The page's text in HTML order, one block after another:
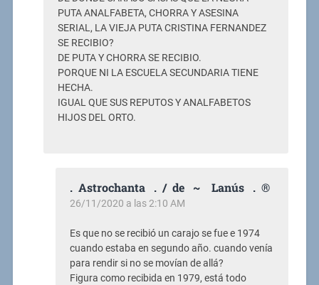
PUTA ANALFABETA, CHORRA Y ASESINA
SERIAL, LA VIEJA PUTA CRISTINA FERNANDEZ
SE RECIBIO?
DE PUTA Y CHORRA SE RECIBIO.
PORQUE NI LA ESCUELA SECUNDARIA TIENE
HECHA.
IGUAL QUE SUS REPUTOS Y ANALFABETOS
HIJOS DEL ORTO.
. Astrochanta . / de ~ Lanús . ®
26/11/2020 a las 2:10 AM
Es que no se recibió un carajo se fue e 1974
cuando estaba en segundo año. cuando venía
para rendir si no se movían de allá?
Figura como recibida en 1979, está todo